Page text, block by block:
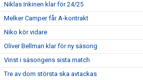
Niklas Inkinen klar för 24/25
Melker Camper får A-kontrakt
Niko kör vidare
Oliver Bellman klar för ny säsong
Vinst i säsongens sista match
Tre av dom största ska avtackas